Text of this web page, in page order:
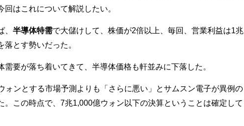
はこれについて解説したい。
半導体特需で大儲けして、株価が2倍以上、毎回、営業利益は1兆
とす勢いだった。
需要が落ち着いてきて、半導体価格も軒並みに下落した。
ォンとする市場予測よりも「さらに悪い」とサムスン電子が異例の
。この時点で、7兆1,000億ウォン以下の決算ということは確定して